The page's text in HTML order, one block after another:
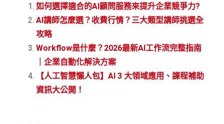
如何選擇適合的AI顧問服務來提升企業競爭力?
AI講師怎麼選？收費行情？三大類型講師挑選全
攻略
Workflow是什麼？2026最新AI工作流完整指南
｜企業自動化解決方案
【人工智慧懶人包】AI 3 大領域應用、課程補助
資訊大公開！